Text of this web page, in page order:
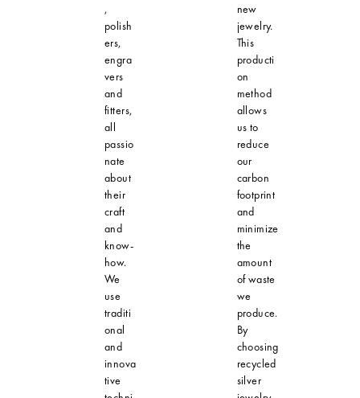
,
polish
ers,
engra
vers
and
fitters,
all
passio
nate
about
their
craft
and
know-
how.
We
use
traditi
onal
and
innova
tive
new
jewelry.
This
producti
on
method
allows
us to
reduce
our
carbon
footprint
and
minimize
the
amount
of waste
we
produce.
By
choosing
recycled
silver